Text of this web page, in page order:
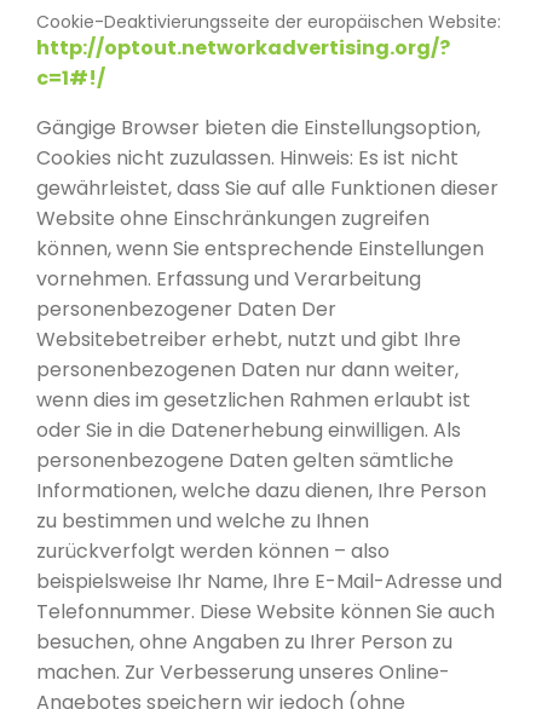
Cookie-Deaktivierungsseite der europäischen Website:
http://optout.networkadvertising.org/?
c=1#!/
Gängige Browser bieten die Einstellungsoption,
Cookies nicht zuzulassen. Hinweis: Es ist nicht
gewährleistet, dass Sie auf alle Funktionen dieser
Website ohne Einschränkungen zugreifen
können, wenn Sie entsprechende Einstellungen
vornehmen. Erfassung und Verarbeitung
personenbezogener Daten Der
Websitebetreiber erhebt, nutzt und gibt Ihre
personenbezogenen Daten nur dann weiter,
wenn dies im gesetzlichen Rahmen erlaubt ist
oder Sie in die Datenerhebung einwilligen. Als
personenbezogene Daten gelten sämtliche
Informationen, welche dazu dienen, Ihre Person
zu bestimmen und welche zu Ihnen
zurückverfolgt werden können – also
beispielsweise Ihr Name, Ihre E-Mail-Adresse und
Telefonnummer. Diese Website können Sie auch
besuchen, ohne Angaben zu Ihrer Person zu
machen. Zur Verbesserung unseres Online-
Angebotes speichern wir jedoch (ohne